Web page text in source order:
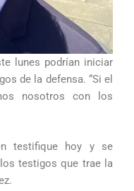
lunes podrían iniciar
de la defensa. “Si el
nosotros con los
testifique hoy y se
testigos que trae la